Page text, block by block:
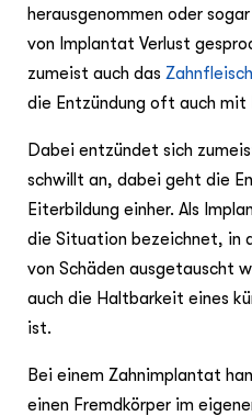
herausgenommen oder
von Implantat Verlust
zumeist auch das Zahnfleisch
die Entzündung oft auch mit
Dabei entzündet sich
schwillt an, dabei geht die
Eiterbildung einher. Als
die Situation bezeichnet, in
von Schäden ausgetauscht
auch die Haltbarkeit eines
ist.
Bei einem Zahnimplantat
einen Fremdkörper im